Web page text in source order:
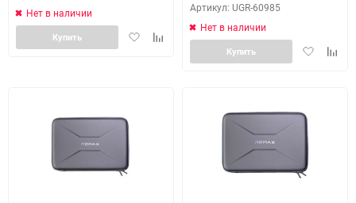
Нет в наличии
ДобавитьДобавить
сравнению
Купить
Артикул: UGR-60985
Нет в наличии
Добавить
Купить